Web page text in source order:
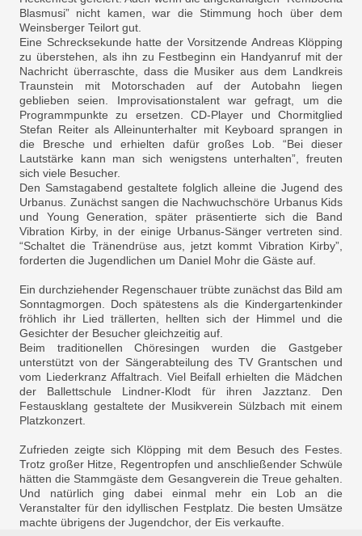
Blasmusi” nicht kamen, war die Stimmung hoch über dem
Weinsberger Teilort gut.
Eine Schrecksekunde hatte der Vorsitzende Andreas Klöpping
zu überstehen, als ihn zu Festbeginn ein Handyanruf mit der
Nachricht überraschte, dass die Musiker aus dem Landkreis
Traunstein mit Motorschaden auf der Autobahn liegen
geblieben seien. Improvisationstalent war gefragt, um die
Programmpunkte zu ersetzen. CD-Player und Chormitglied
Stefan Reiter als Alleinunterhalter mit Keyboard sprangen in
die Bresche und erhielten dafür großes Lob. “Bei dieser
Lautstärke kann man sich wenigstens unterhalten”, freuten
sich viele Besucher.
Den Samstagabend gestaltete folglich alleine die Jugend des
Urbanus. Zunächst sangen die Nachwuchschöre Urbanus Kids
und Young Generation, später präsentierte sich die Band
Vibration Kirby, in der einige Urbanus-Sänger vertreten sind.
“Schaltet die Tränendrüse aus, jetzt kommt Vibration Kirby”,
forderten die Jugendlichen um Daniel Mohr die Gäste auf.
Ein durchziehender Regenschauer trübte zunächst das Bild am
Sonntagmorgen. Doch spätestens als die Kindergartenkinder
fröhlich ihr Lied trällerten, hellten sich der Himmel und die
Gesichter der Besucher gleichzeitig auf.
Beim traditionellen Chöresingen wurden die Gastgeber
unterstützt von der Sängerabteilung des TV Grantschen und
vom Liederkranz Affaltrach. Viel Beifall erhielten die Mädchen
der Ballettschule Lindner-Klodt für ihren Jazztanz. Den
Festausklang gestaltete der Musikverein Sülzbach mit einem
Platzkonzert.
Zufrieden zeigte sich Klöpping mit dem Besuch des Festes.
Trotz großer Hitze, Regentropfen und anschließender Schwüle
hätten die Stammgäste dem Gesangverein die Treue gehalten.
Und natürlich ging dabei einmal mehr ein Lob an die
Veranstalter für den idyllischen Festplatz. Die besten Umsätze
machte übrigens der Jugendchor, der Eis verkaufte.